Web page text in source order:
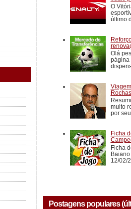
O
último
Olá
página
muito
por
Ficha
Ficha
Baiano
12/02/
Postagens populares